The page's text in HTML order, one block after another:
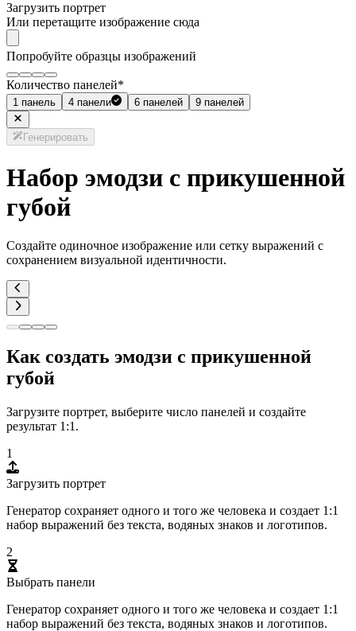
Загрузить портрет
Или перетащите изображение сюда
Попробуйте образцы изображений
Количество панелей*
1 панель 4 панели 6 панелей 9 панелей
Генерировать
Набор эмодзи с прикушенной
губой
Создайте одиночное изображение или сетку выражений с
сохранением визуальной идентичности.
Как создать эмодзи с прикушенной
губой
Загрузите портрет, выберите число панелей и создайте
результат 1:1.
1
Загрузить портрет
Генератор сохраняет одного и того же человека и создает 1:1
набор выражений без текста, водяных знаков и логотипов.
2
Выбрать панели
Генератор сохраняет одного и того же человека и создает 1:1
набор выражений без текста, водяных знаков и логотипов.